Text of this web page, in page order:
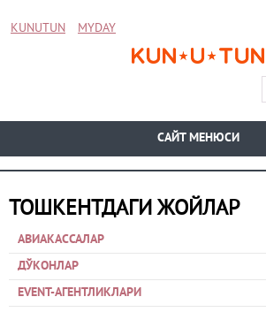
KUNUTUN MYDAY
CАЙТ МЕНЮСИ
ТОШКЕНТДАГИ ЖОЙЛАР
АВИАКАССАЛАР
ДЎКОНЛАР
EVENT-АГЕНТЛИКЛАРИ